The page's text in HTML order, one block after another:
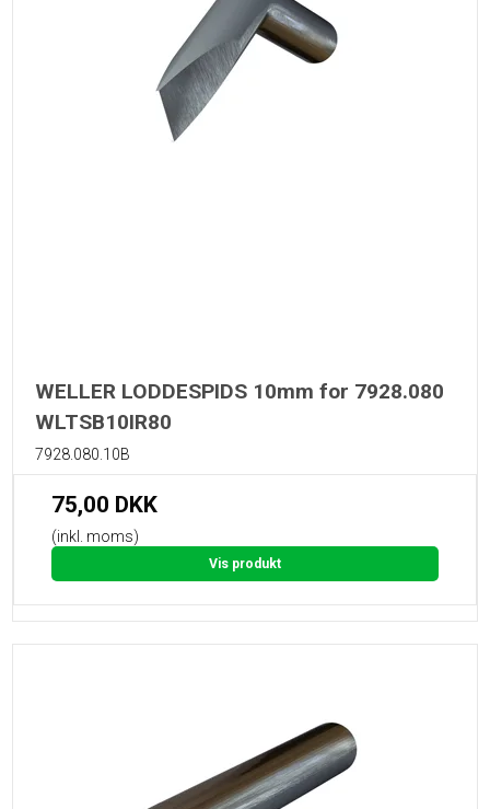
WELLER LODDESPIDS 10mm for 7928.080
WLTSB10IR80
7928.080.10B
75,00 DKK
(inkl. moms)
Vis produkt